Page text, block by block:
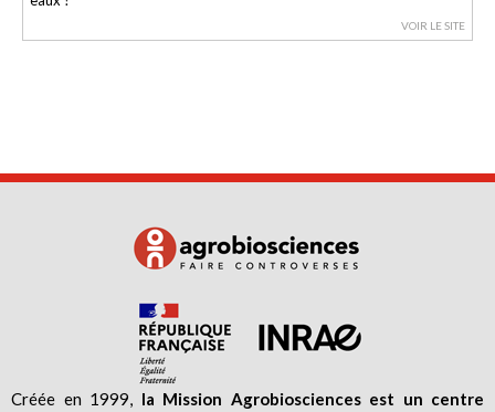
VOIR LE SITE
Créée en 1999, la Mission Agrobiosciences est un centre